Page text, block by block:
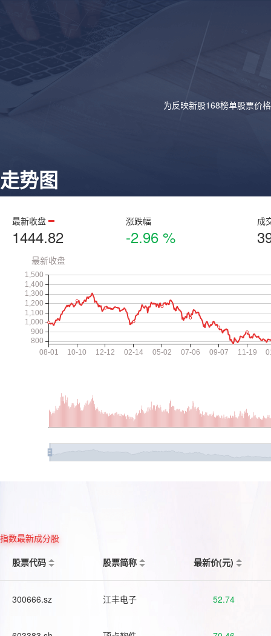
为反映新股168榜单股票价
走势图
最新收盘
1444.82
涨跌幅
-2.96 %
成
指数最新成分股
股票代码
股票简称 最新价(元)
300666.sz 江丰电子 52.74